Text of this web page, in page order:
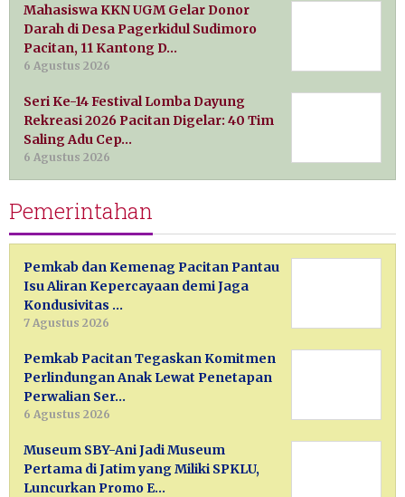
Mahasiswa KKN UGM Gelar Donor
Darah di Desa Pagerkidul Sudimoro
Pacitan, 11 Kantong D…
6 Agustus 2026
Seri Ke-14 Festival Lomba Dayung
Rekreasi 2026 Pacitan Digelar: 40 Tim
Saling Adu Cep…
6 Agustus 2026
Pemerintahan
Pemkab dan Kemenag Pacitan Pantau
Isu Aliran Kepercayaan demi Jaga
Kondusivitas …
7 Agustus 2026
Pemkab Pacitan Tegaskan Komitmen
Perlindungan Anak Lewat Penetapan
Perwalian Ser…
6 Agustus 2026
Museum SBY-Ani Jadi Museum
Pertama di Jatim yang Miliki SPKLU,
Luncurkan Promo E…